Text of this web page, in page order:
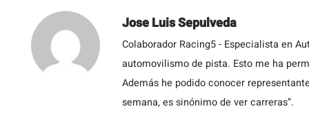
Jose Luis Sepulveda
Colaborador Racing5 - Especialista en
automovilismo de pista. Esto me ha
Además he podido conocer
semana, es sinónimo de ver carreras”.